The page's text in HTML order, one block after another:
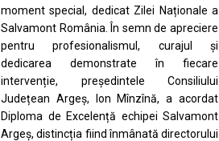
moment special, dedicat Zilei Naționale a
Salvamont România. În semn de apreciere
pentru profesionalismul, curajul și
dedicarea demonstrate în fiecare
intervenție, președintele Consiliului
Județean Argeș, Ion Mînzînă, a acordat
Diploma de Excelență echipei Salvamont
Argeș, distincția fiind înmânată directorului